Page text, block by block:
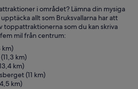
i området? Lämna din mysiga
allt som Bruksvallarna har att
toppattraktionerna som du kan skriva
mil från centrum:
km)
km)
km)
(11 km)
km)